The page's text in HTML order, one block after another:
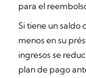
para el
Si tiene un saldo
menos en su
ingresos se
plan de pago